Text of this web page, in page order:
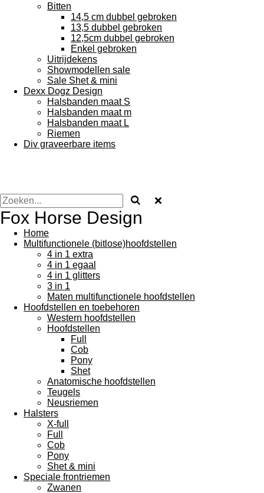
Bitten
14,5 cm dubbel gebroken
13,5 dubbel gebroken
12,5cm dubbel gebroken
Enkel gebroken
Uitrijdekens
Showmodellen sale
Sale Shet & mini
Dexx Dogz Design
Halsbanden maat S
Halsbanden maat m
Halsbanden maat L
Riemen
Div graveerbare items
Fox Horse Design
Home
Multifunctionele (bitlose)hoofdstellen
4 in 1 extra
4 in 1 egaal
4 in 1 glitters
3 in 1
Maten multifunctionele hoofdstellen
Hoofdstellen en toebehoren
Western hoofdstellen
Hoofdstellen
Full
Cob
Pony
Shet
Anatomische hoofdstellen
Teugels
Neusriemen
Halsters
X-full
Full
Cob
Pony
Shet & mini
Speciale frontriemen
Zwanen